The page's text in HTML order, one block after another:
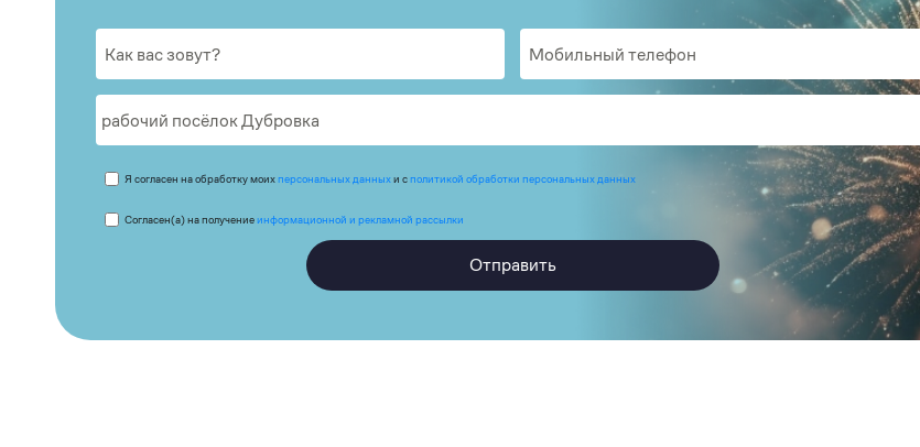
Я согласен на обработку моихперсональных данныхи сполитикой обработки персональных данных
Согласен(а) на получениеинформационной и рекламной рассылки
Отправить